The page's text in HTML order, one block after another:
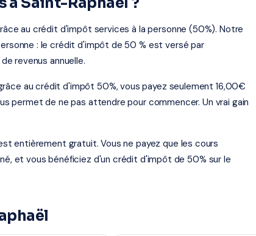
au crédit d'impôt services à la personne (50%). Notre
: le crédit d'impôt de 50 % est versé par
revenus annuelle.
au crédit d'impôt 50%, vous payez seulement 16,00€
permet de ne pas attendre pour commencer. Un vrai gain
entièrement gratuit. Vous ne payez que les cours
et vous bénéficiez d'un crédit d'impôt de 50% sur le